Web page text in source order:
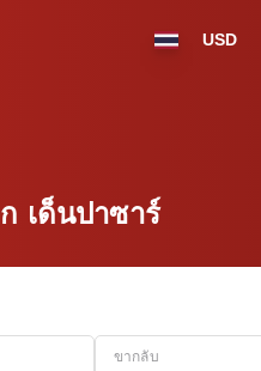
USD
เด็นปาซาร์
ขากลับ